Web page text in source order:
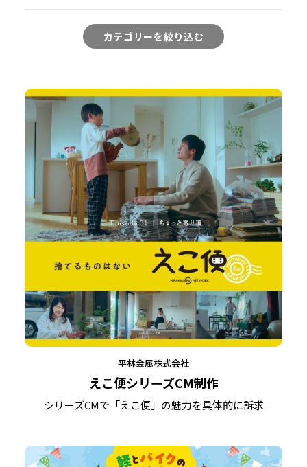
えこ便シリーズCM制作
平林金属株式会社
シリーズCMで「えこ便」の魅力を具体的に訴求